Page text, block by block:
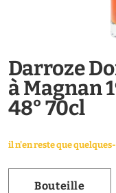
Darroze
à Magnan
48° 70cl
il n'en reste que
Bouteille